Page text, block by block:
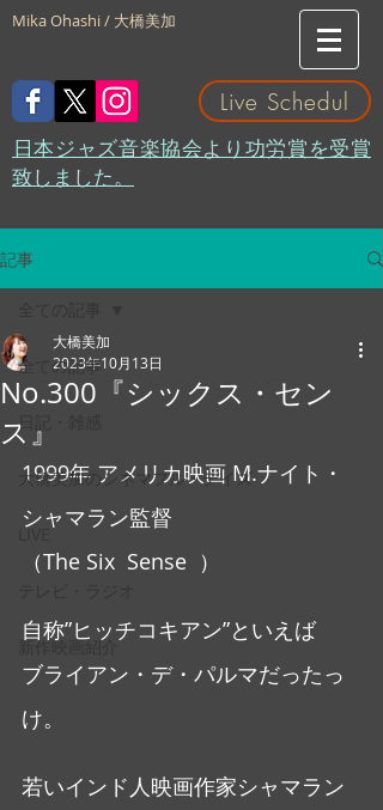
Mika Ohashi / 大橋美加
Live Schedul
​日本ジャズ音楽協会より功労賞を受賞
致しました。
記事
全ての記事
日記・雑感
大橋美加のシネマフル・デイズ
LIVE
新作映画紹介
No.300『シックス・セン
ス』
大橋美加
2023年10月13日
1999年 アメリカ映画 M.ナイト・
シャマラン監督
（The Six  Sense  ）
自称”ヒッチコキアン”といえば
ブライアン・デ・パルマだったっ
け。
若いインド人映画作家シャマラン